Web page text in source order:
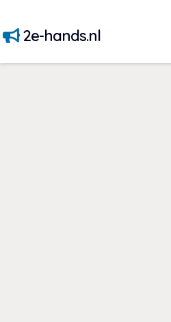
2e-hands.nl